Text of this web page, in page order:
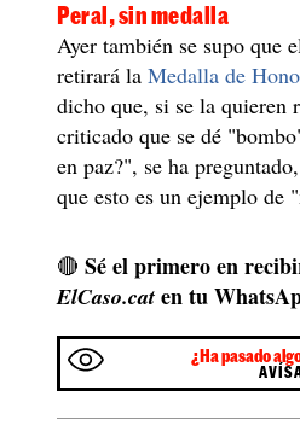
Peral, sin medalla
Ayer también se supo que
retirará laMedalla de
dicho que, si se la quieren
criticado que se dé
en paz?", se ha
que esto es un ejemplo
🔴Sé el primero en
ElCaso.cat en tu
¿Ha pasado